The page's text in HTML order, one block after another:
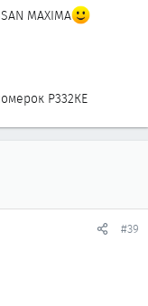
MAXIMA
Р332КЕ
#39